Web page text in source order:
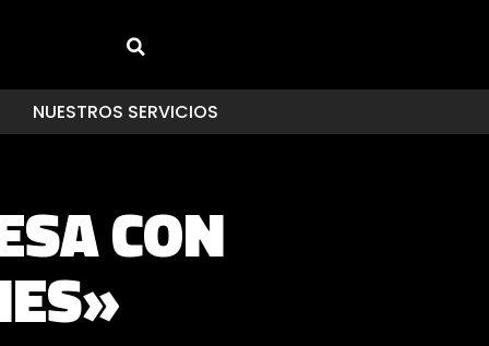
NUESTROS SERVICIOS
CON